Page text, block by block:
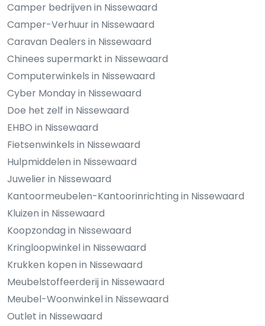
Camper bedrijven in Nissewaard
Camper-Verhuur in Nissewaard
Caravan Dealers in Nissewaard
Chinees supermarkt in Nissewaard
Computerwinkels in Nissewaard
Cyber Monday in Nissewaard
Doe het zelf in Nissewaard
EHBO in Nissewaard
Fietsenwinkels in Nissewaard
Hulpmiddelen in Nissewaard
Juwelier in Nissewaard
Kantoormeubelen-Kantoorinrichting in Nissewaard
Kluizen in Nissewaard
Koopzondag in Nissewaard
Kringloopwinkel in Nissewaard
Krukken kopen in Nissewaard
Meubelstoffeerderij in Nissewaard
Meubel-Woonwinkel in Nissewaard
Outlet in Nissewaard